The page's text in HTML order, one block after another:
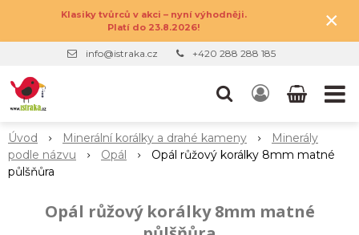
Klasiky tvůrců v akci – nyní výhodněji.
Platí do 23.8.2026!
×
info@istraka.cz +420 288 288 185
Úvod Minerální korálky a drahé kameny
Minerály
podle názvu
Opál
Opál růžový korálky 8mm matné
půlšňůra
Opál růžový korálky 8mm matné